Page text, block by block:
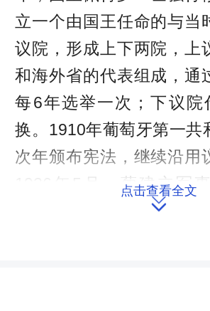
立一个由国王任命的与当
议院，形成上下两院，上
和海外省的代表组成，通
每6年选举一次；下议院
换。1910年葡萄牙第一共
次年颁布宪法，继续沿用
1926年5月，葡建立军
权，实行法西斯独裁统治
点击查看全文
